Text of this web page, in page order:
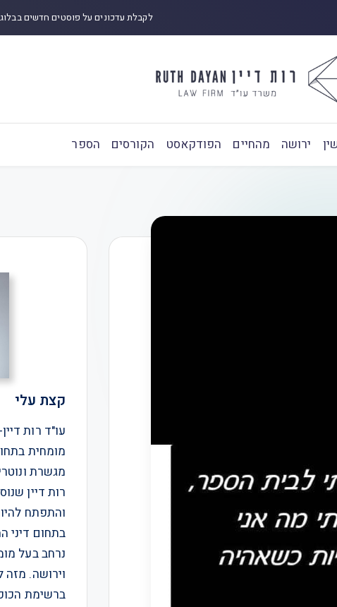
לקבלת עדכונים על פוסטים חדשים
ירושה מהחיים הפודקאסט הקורסים הספר
קצת עלי
מומחית
מגשרת
והתפתח
בתחום דיני
נרחב בעל
וירושה.
ברשימת